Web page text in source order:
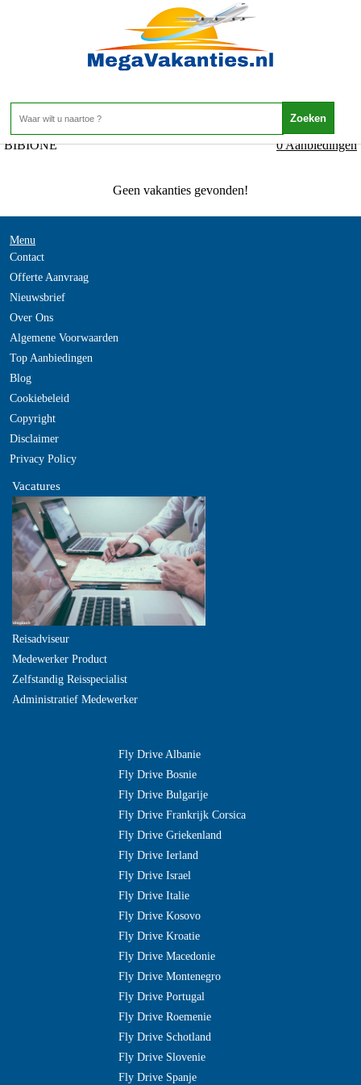
Home>
BIBIONE 0 Aanbiedingen
Geen vakanties gevonden!
Menu
Contact
Offerte Aanvraag
Nieuwsbrief
Over Ons
Algemene Voorwaarden
Top Aanbiedingen
Blog
Cookiebeleid
Copyright
Disclaimer
Privacy Policy
Vacatures
Reisadviseur
Medewerker Product
Zelfstandig Reisspecialist
Administratief Medewerker
Fly Drive Albanie
Fly Drive Bosnie
Fly Drive Bulgarije
Fly Drive Frankrijk Corsica
Fly Drive Griekenland
Fly Drive Ierland
Fly Drive Israel
Fly Drive Italie
Fly Drive Kosovo
Fly Drive Kroatie
Fly Drive Macedonie
Fly Drive Montenegro
Fly Drive Portugal
Fly Drive Roemenie
Fly Drive Schotland
Fly Drive Slovenie
Fly Drive Spanje